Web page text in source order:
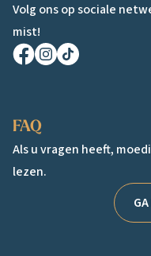
Volg ons op sociale
mist!
FAQ
Als u vragen heeft,
lezen.